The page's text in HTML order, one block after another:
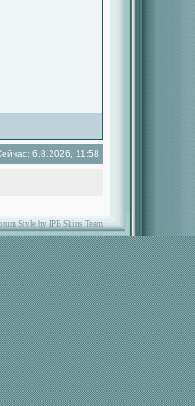
6.8.2026, 11:58
Style by IPB Skins Team